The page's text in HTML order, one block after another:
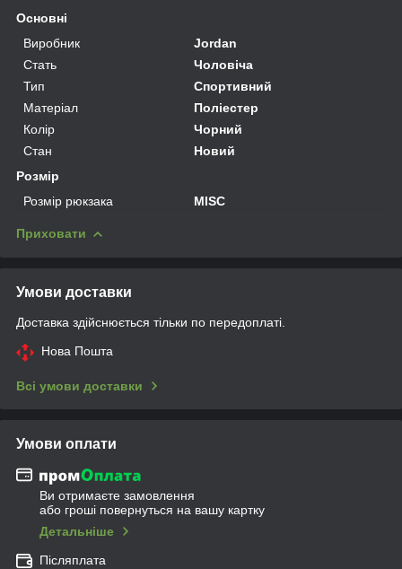
Основні
Виробник
Jordan
Стать
Чоловіча
Тип
Спортивний
Матеріал
Поліестер
Колір
Чорний
Стан
Новий
Розмір
Розмір рюкзака
MISC
Приховати
Умови доставки
Доставка здійснюється тільки по передоплаті.
Нова Пошта
Всі умови доставки
Умови оплати
Ви отримаєте замовлення
або гроші повернуться на вашу картку
Детальніше
Післяплата